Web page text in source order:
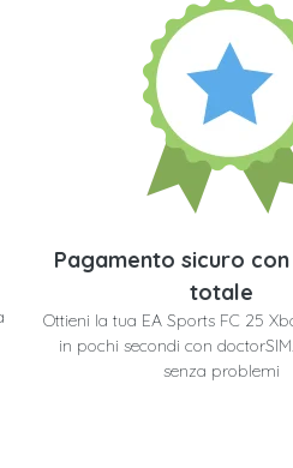
Pagamento sicuro
totale
Ottieni la tua EA Sports FC 25
in pochi secondi con
senza problemi